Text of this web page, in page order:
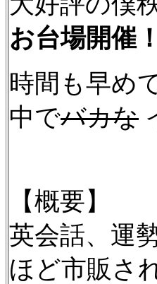
お台場開催！
時間も早め
中でバカな
【概要】
英会話、運
ほど市販さ